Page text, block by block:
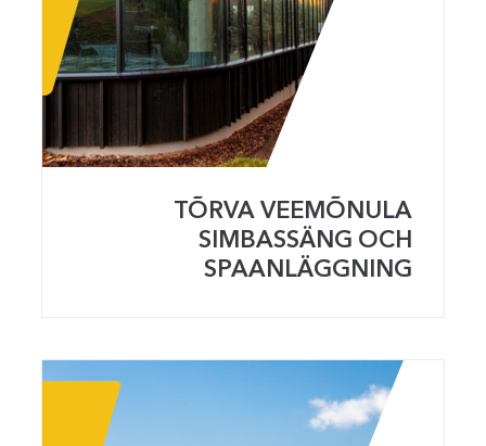
TÕRVA VEEMÕNULA
SIMBASSÄNG OCH
SPAANLÄGGNING